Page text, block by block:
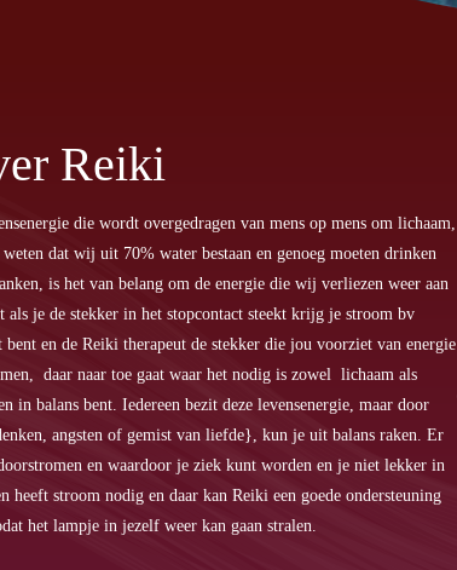
Reiki
die wordt overgedragen van mens op mens om lichaam,
dat wij uit 70% water bestaan en genoeg moeten drinken
is het van belang om de energie die wij verliezen weer aan
je de stekker in het stopcontact steekt krijg je stroom bv
en de Reiki therapeut de stekker die jou voorziet van energie
daar naar toe gaat waar het nodig is zowel lichaam als
in balans bent. Iedereen bezit deze levensenergie, maar door
angsten of gemist van liefde}, kun je uit balans raken. Er
en waardoor je ziek kunt worden en je niet lekker in
stroom nodig en daar kan Reiki een goede ondersteuning
het lampje in jezelf weer kan gaan stralen.